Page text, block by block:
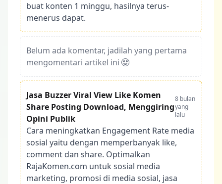
buat konten 1 minggu, hasilnya terus-
menerus dapat.
Belum ada komentar, jadilah yang pertama
mengomentari artikel ini
Jasa Buzzer Viral View Like Komen
Share Posting Download, Menggiring
Opini Publik
8 bulan
yang
lalu
Cara meningkatkan Engagement Rate media
sosial yaitu dengan memperbanyak like,
comment dan share. Optimalkan
RajaKomen.com untuk sosial media
marketing, promosi di media sosial, jasa